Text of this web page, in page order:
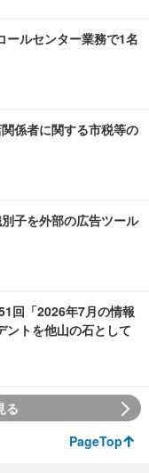
ールセンター業務で1名
係者に関する市税等の
子を外部の広告ツール
回「2026年7月の情報
ントを他山の石として
る
PageTop